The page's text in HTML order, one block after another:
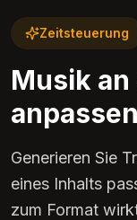
Zeitsteuerung
Musik
anpassen
Generieren Sie
eines Inhalts
zum Format